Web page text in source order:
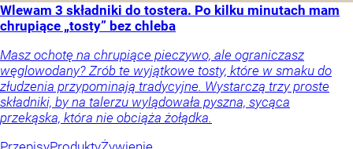
Wlewam 3 składniki do tostera. Po kilku minutach mam
chrupiące „tosty” bez chleba
Masz ochotę na chrupiące pieczywo, ale ograniczasz
węglowodany? Zrób te wyjątkowe tosty, które w smaku do
złudzenia przypominają tradycyjne. Wystarczą trzy proste
składniki, by na talerzu wylądowała pyszna, sycąca
przekąska, która nie obciąża żołądka.